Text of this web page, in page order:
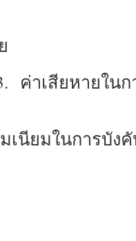
ในการไม่
ในการบังคั